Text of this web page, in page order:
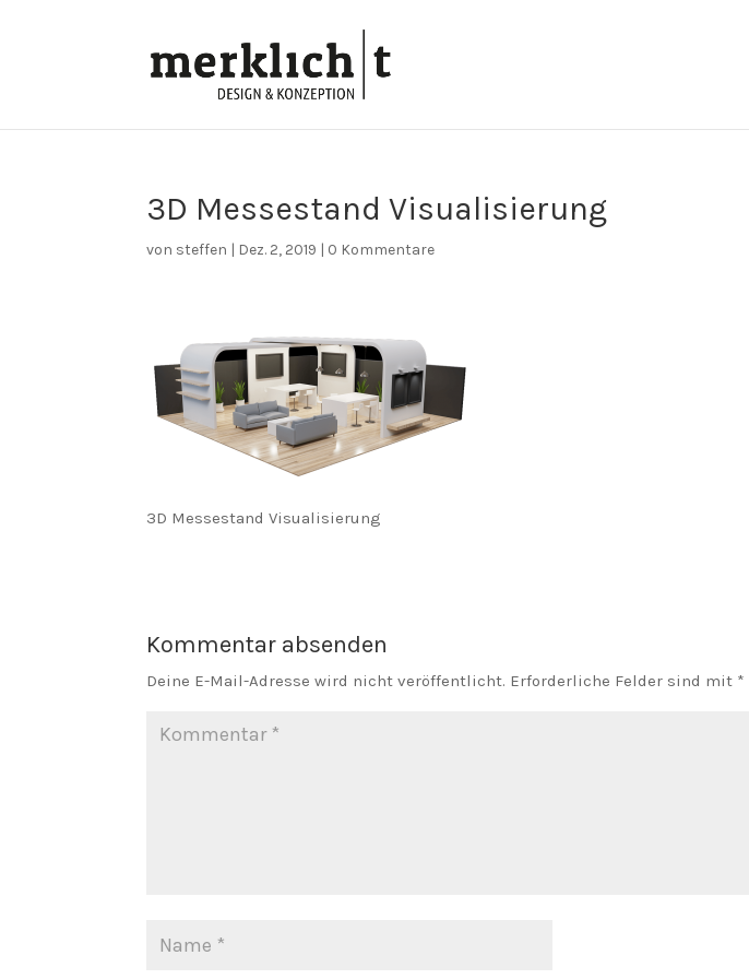
3D Messestand Visualisierung
von steffen | Dez. 2, 2019 | 0 Kommentare
3D Messestand Visualisierung
Kommentar absenden
Deine E-Mail-Adresse wird nicht veröffentlicht. Erforderliche Felder sind mit *